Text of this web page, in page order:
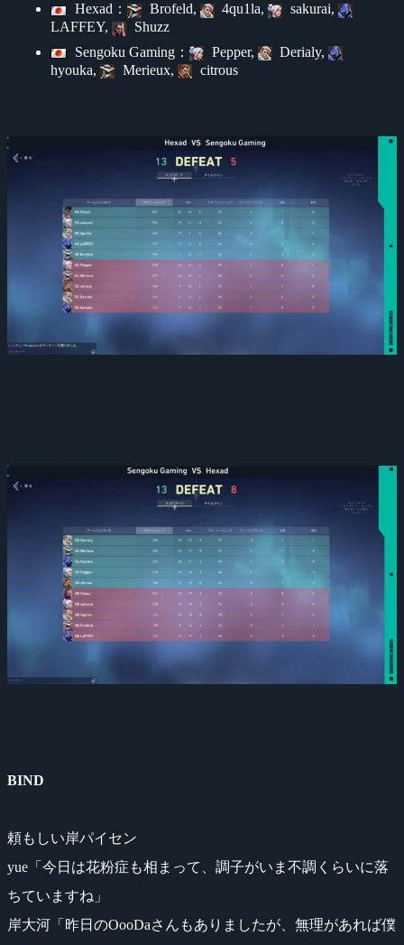
Hexad：
Brofeld, 4qu1la,
sakurai,
LAFFEY,
Shuzz
Sengoku Gaming：
Pepper,
Derialy,
hyouka,
Merieux, citrous
BIND
頼もしい岸パイセン
yue「今日は花粉症も相まって、調子がいま不調くらいに落
ちていますね」
岸大河「昨日のOooDaさんもありましたが、無理があれば僕